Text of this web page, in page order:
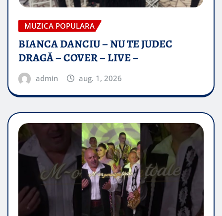
MUZICA POPULARA
BIANCA DANCIU – NU TE JUDEC
DRAGĂ – COVER – LIVE –
admin aug. 1, 2026